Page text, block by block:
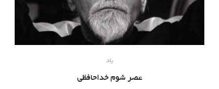
یاد
عصر شوم خداحافظی